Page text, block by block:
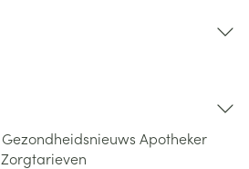
Gezondheidsnieuws Apotheker
Zorgtarieven